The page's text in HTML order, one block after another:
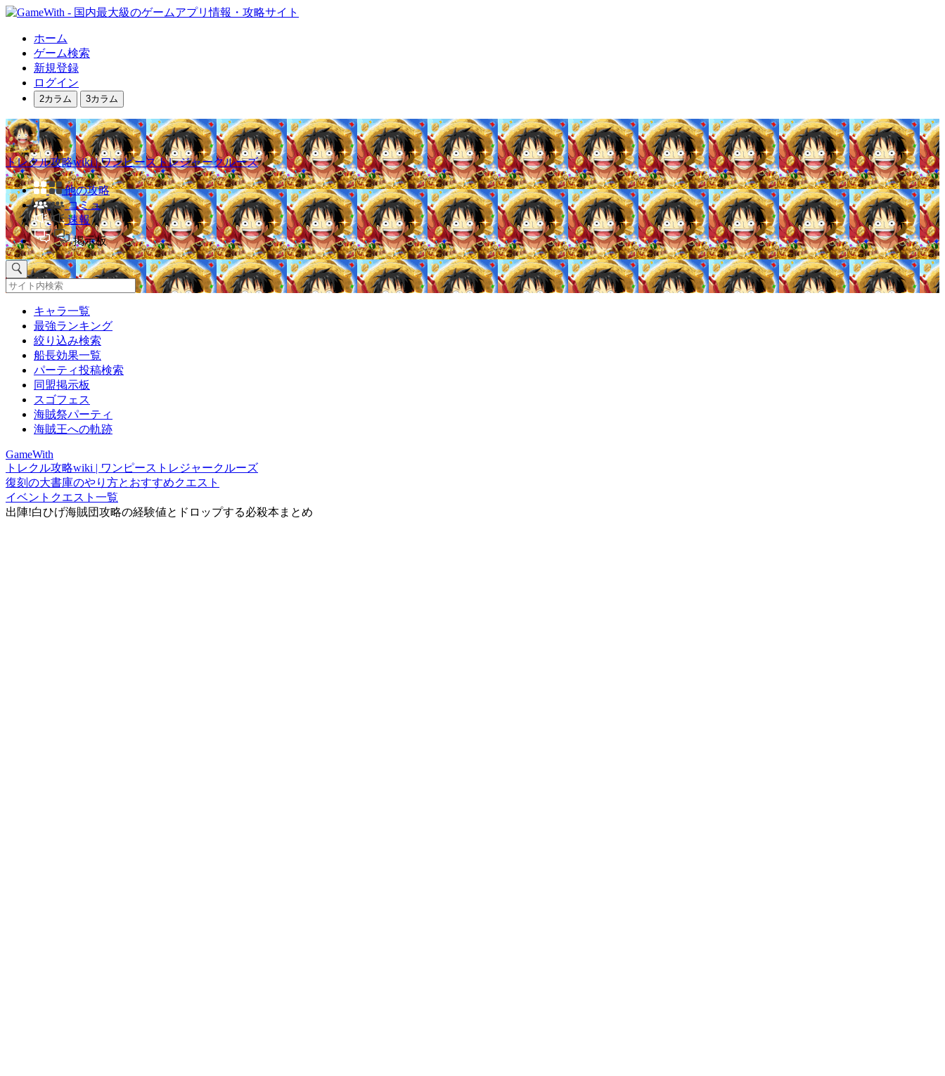
ホーム
ゲーム検索
新規登録
ログイン
2カラム 3カラム
トレクル攻略wiki | ワンピーストレジャークルーズ
他の攻略
コミュ
速報
掲示板
キャラ一覧
最強ランキング
絞り込み検索
船長効果一覧
パーティ投稿検索
同盟掲示板
スゴフェス
海賊祭パーティ
海賊王への軌跡
GameWith
トレクル攻略wiki | ワンピーストレジャークルーズ
復刻の大書庫のやり方とおすすめクエスト
イベントクエスト一覧
出陣!白ひげ海賊団攻略の経験値とドロップする必殺本まとめ